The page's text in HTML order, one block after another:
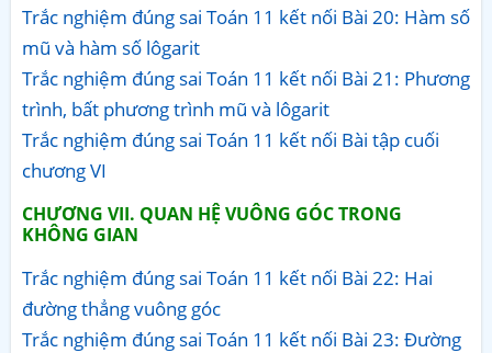
Trắc nghiệm đúng sai Toán 11 kết nối Bài 20: Hàm số
mũ và hàm số lôgarit
Trắc nghiệm đúng sai Toán 11 kết nối Bài 21: Phương
trình, bất phương trình mũ và lôgarit
Trắc nghiệm đúng sai Toán 11 kết nối Bài tập cuối
chương VI
CHƯƠNG VII. QUAN HỆ VUÔNG GÓC TRONG
KHÔNG GIAN
Trắc nghiệm đúng sai Toán 11 kết nối Bài 22: Hai
đường thẳng vuông góc
Trắc nghiệm đúng sai Toán 11 kết nối Bài 23: Đường